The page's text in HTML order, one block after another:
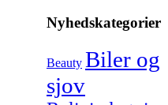
Nyhedskategorier
Beauty Biler og
sjov